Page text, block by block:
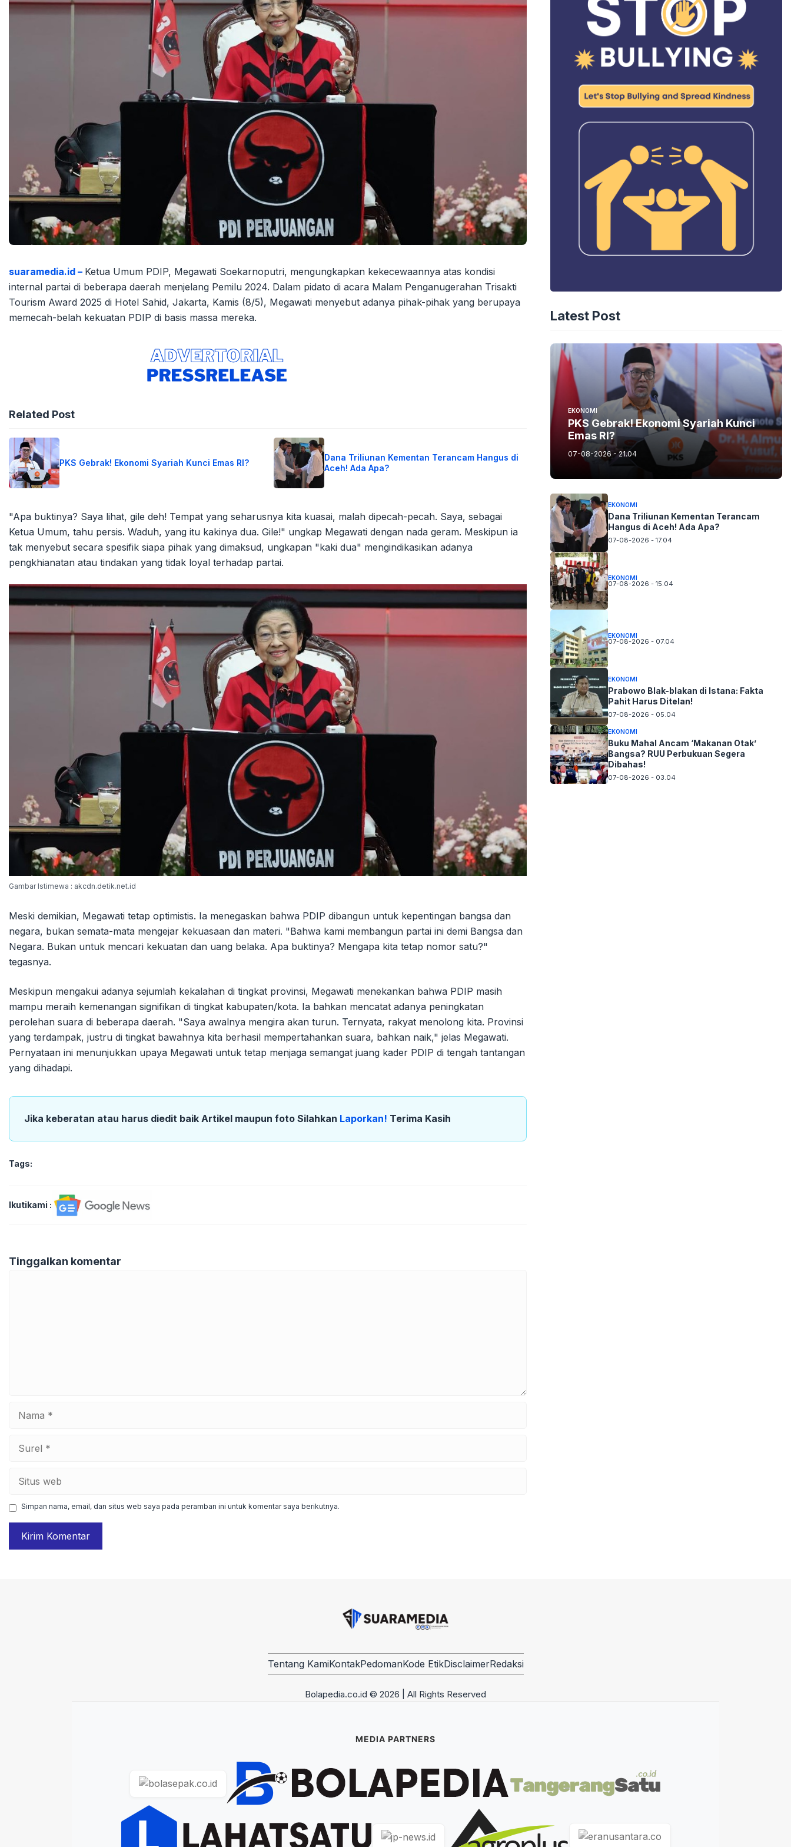
suaramedia.id – Ketua Umum PDIP, Megawati Soekarnoputri, mengungkapkan kekecewaannya atas kondisi
internal partai di beberapa daerah menjelang Pemilu 2024. Dalam pidato di acara Malam Penganugerahan Trisakti
Tourism Award 2025 di Hotel Sahid, Jakarta, Kamis (8/5), Megawati menyebut adanya pihak-pihak yang berupaya
memecah-belah kekuatan PDIP di basis massa mereka.
Related Post
PKS Gebrak! Ekonomi Syariah Kunci Emas RI?
Dana Triliunan Kementan Terancam Hangus di
Aceh! Ada Apa?
"Apa buktinya? Saya lihat, gile deh! Tempat yang seharusnya kita kuasai, malah dipecah-pecah. Saya, sebagai
Ketua Umum, tahu persis. Waduh, yang itu kakinya dua. Gile!" ungkap Megawati dengan nada geram. Meskipun ia
tak menyebut secara spesifik siapa pihak yang dimaksud, ungkapan "kaki dua" mengindikasikan adanya
pengkhianatan atau tindakan yang tidak loyal terhadap partai.
Gambar Istimewa : akcdn.detik.net.id
Meski demikian, Megawati tetap optimistis. Ia menegaskan bahwa PDIP dibangun untuk kepentingan bangsa dan
negara, bukan semata-mata mengejar kekuasaan dan materi. "Bahwa kami membangun partai ini demi Bangsa dan
Negara. Bukan untuk mencari kekuatan dan uang belaka. Apa buktinya? Mengapa kita tetap nomor satu?"
tegasnya.
Meskipun mengakui adanya sejumlah kekalahan di tingkat provinsi, Megawati menekankan bahwa PDIP masih
mampu meraih kemenangan signifikan di tingkat kabupaten/kota. Ia bahkan mencatat adanya peningkatan
perolehan suara di beberapa daerah. "Saya awalnya mengira akan turun. Ternyata, rakyat menolong kita. Provinsi
yang terdampak, justru di tingkat bawahnya kita berhasil mempertahankan suara, bahkan naik," jelas Megawati.
Pernyataan ini menunjukkan upaya Megawati untuk tetap menjaga semangat juang kader PDIP di tengah tantangan
yang dihadapi.
Jika keberatan atau harus diedit baik Artikel maupun foto Silahkan Laporkan! Terima Kasih
Tags:
Ikutikami :
Tinggalkan komentar
Simpan nama, email, dan situs web saya pada peramban ini untuk komentar saya berikutnya.
Latest Post
EKONOMI
PKS Gebrak! Ekonomi Syariah Kunci
Emas RI?
07-08-2026 - 21.04
EKONOMI
Dana Triliunan Kementan Terancam
Hangus di Aceh! Ada Apa?
07-08-2026 - 17.04
EKONOMI
07-08-2026 - 15.04
EKONOMI
07-08-2026 - 07.04
EKONOMI
Prabowo Blak-blakan di Istana: Fakta
Pahit Harus Ditelan!
07-08-2026 - 05.04
EKONOMI
Buku Mahal Ancam ‘Makanan Otak’
Bangsa? RUU Perbukuan Segera
Dibahas!
07-08-2026 - 03.04
Tentang KamiKontakPedomanKode EtikDisclaimerRedaksi
Bolapedia.co.id © 2026 | All Rights Reserved
MEDIA PARTNERS